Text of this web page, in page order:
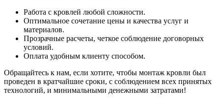
Работа с кровлей любой сложности.
Оптимальное сочетание цены и качества услуг и
материалов.
Прозрачные расчеты, четкое соблюдение договорных
условий.
Оплата удобным клиенту способом.
Обращайтесь к нам, если хотите, чтобы монтаж кровли был
проведен в кратчайшие сроки, с соблюдением всех принятых
технологий, и минимальными денежными затратами!